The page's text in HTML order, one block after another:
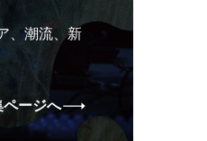
、潮流、新
ページへ